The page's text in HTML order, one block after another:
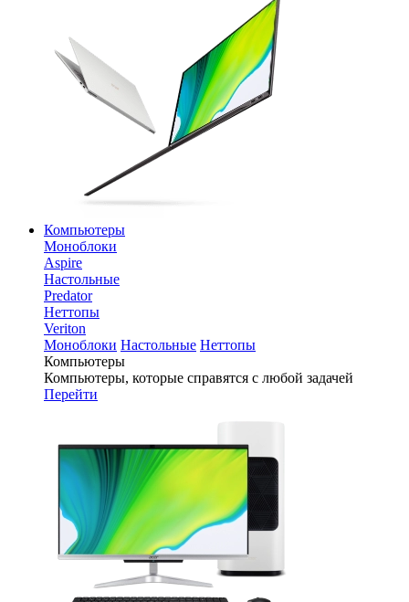
Компьютеры
Моноблоки
Aspire
Настольные
Predator
Неттопы
Veriton
Моноблоки Настольные Неттопы
Компьютеры
Компьютеры, которые справятся с любой задачей
Перейти